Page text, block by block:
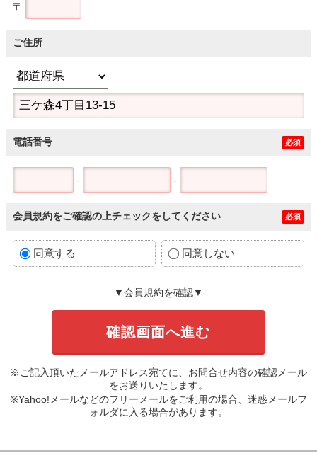
〒
ご住所
電話番号 必須
- -
会員規約をご確認の上チェックをしてください 必須
同意する 同意しない
▼会員規約を確認▼
※ご記入頂いたメールアドレス宛てに、お問合せ内容の確認メール
をお送りいたします。
※Yahoo!メールなどのフリーメールをご利用の場合、迷惑メールフ
ォルダに入る場合があります。